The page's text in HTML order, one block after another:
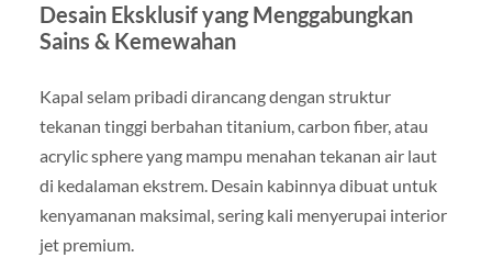
Desain Eksklusif yang Menggabungkan
Sains & Kemewahan
Kapal selam pribadi dirancang dengan struktur
tekanan tinggi berbahan titanium, carbon fiber, atau
acrylic sphere yang mampu menahan tekanan air laut
di kedalaman ekstrem. Desain kabinnya dibuat untuk
kenyamanan maksimal, sering kali menyerupai interior
jet premium.